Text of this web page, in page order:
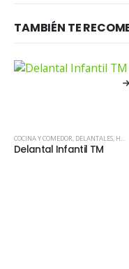
TAMBIÉN TE
COCINA Y COMEDOR, DELANTALES, HOGAR
Delantal Infantil TM